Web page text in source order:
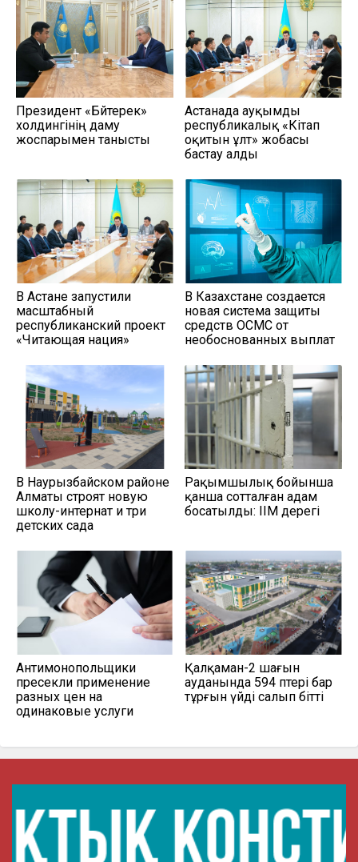
Президент «Бәйтерек»
холдингінің даму
жоспарымен танысты
Астанада ауқымды
республикалық «Кітап
оқитын ұлт» жобасы
бастау алды
В Астане запустили
масштабный
республиканский проект
«Читающая нация»
В Казахстане создается
новая система защиты
средств ОСМС от
необоснованных выплат
В Наурызбайском районе
Алматы строят новую
школу-интернат и три
детских сада
Рақымшылық бойынша
қанша сотталған адам
босатылды: ІІМ дерегі
Антимонопольщики
пресекли применение
разных цен на
одинаковые услуги
Қалқаман-2 шағын
ауданында 594 пәтері бар
тұрғын үйді салып бітті